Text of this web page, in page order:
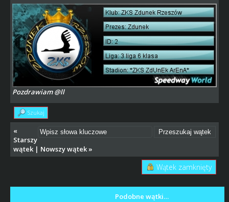
Pozdrawiam @ll
Szukaj
«
Starszy
wątek| Nowszy wątek»
Wątek zamknięty
Podobne wątki…